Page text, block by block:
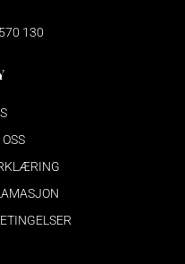
130